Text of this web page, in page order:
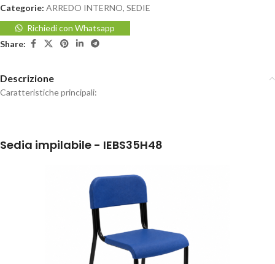
Categorie: ARREDO INTERNO, SEDIE
Richiedi con Whatsapp
Share:
Descrizione
Caratteristiche principali:
Sedia impilabile - IEBS35H48